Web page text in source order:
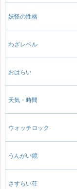
妖怪の性格
わざレベル
おはらい
天気・時間
ウォッチロック
うんがい鏡
さすらい荘